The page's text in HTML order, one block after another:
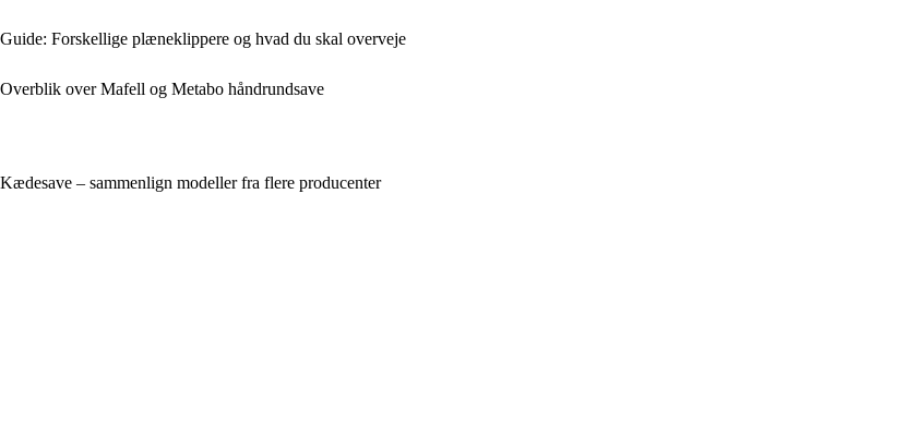
Guide: Forskellige plæneklippere og hvad du skal overveje
Overblik over Mafell og Metabo håndrundsave
Kædesave – sammenlign modeller fra flere producenter